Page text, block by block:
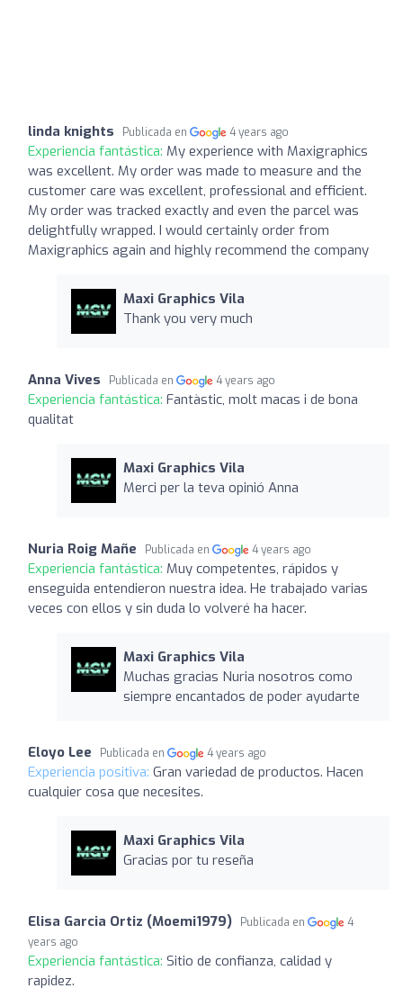
linda knights Publicada en 4 years ago
Experiencia fantástica: My experience with Maxigraphics
was excellent. My order was made to measure and the
customer care was excellent, professional and efficient.
My order was tracked exactly and even the parcel was
delightfully wrapped. I would certainly order from
Maxigraphics again and highly recommend the company
Maxi Graphics Vila
Thank you very much
Anna Vives Publicada en 4 years ago
Experiencia fantástica: Fantàstic, molt macas i de bona
qualitat
Maxi Graphics Vila
Merci per la teva opinió Anna
Nuria Roig Mañe Publicada en 4 years ago
Experiencia fantástica: Muy competentes, rápidos y
enseguida entendieron nuestra idea. He trabajado varias
veces con ellos y sin duda lo volveré ha hacer.
Maxi Graphics Vila
Muchas gracias Nuria nosotros como
siempre encantados de poder ayudarte
Eloyo Lee Publicada en 4 years ago
Experiencia positiva: Gran variedad de productos. Hacen
cualquier cosa que necesites.
Maxi Graphics Vila
Gracias por tu reseña
Elisa Garcia Ortiz (Moemi1979) Publicada en
4
years ago
Experiencia fantástica: Sitio de confianza, calidad y
rapidez.